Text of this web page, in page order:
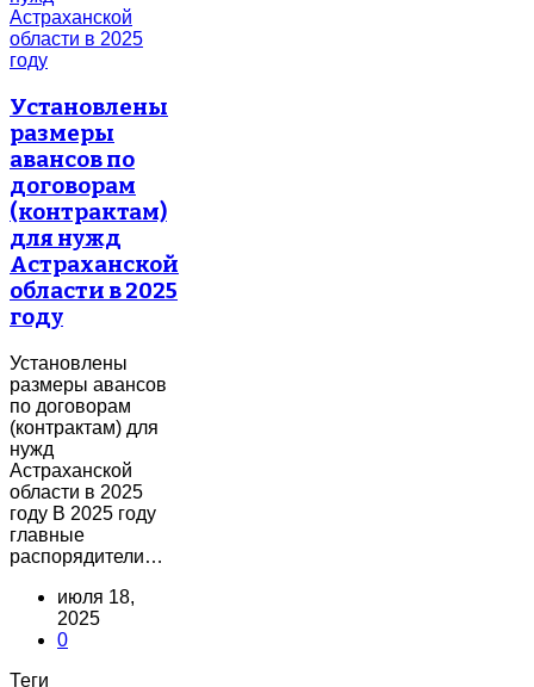
Установлены
размеры
авансов по
договорам
(контрактам)
для нужд
Астраханской
области в 2025
году
Установлены
размеры авансов
по договорам
(контрактам) для
нужд
Астраханской
области в 2025
году В 2025 году
главные
распорядители…
июля 18,
2025
0
Теги